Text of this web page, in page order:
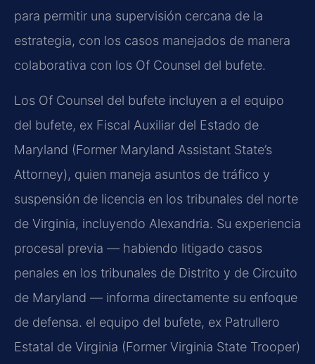
para permitir una supervisión cercana de la
estrategia, con los casos manejados de manera
colaborativa con los Of Counsel del bufete.
Los Of Counsel del bufete incluyen a el equipo
del bufete, ex Fiscal Auxiliar del Estado de
Maryland (Former Maryland Assistant State’s
Attorney), quien maneja asuntos de tráfico y
suspensión de licencia en los tribunales del norte
de Virginia, incluyendo Alexandria. Su experiencia
procesal previa — habiendo litigado casos
penales en los tribunales de Distrito y de Circuito
de Maryland — informa directamente su enfoque
de defensa. el equipo del bufete, ex Patrullero
Estatal de Virginia (Former Virginia State Trooper)